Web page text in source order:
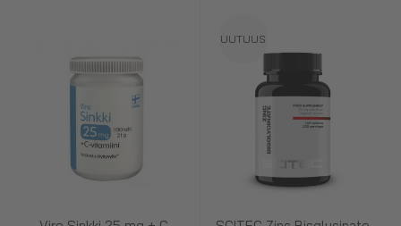
UUTUUS